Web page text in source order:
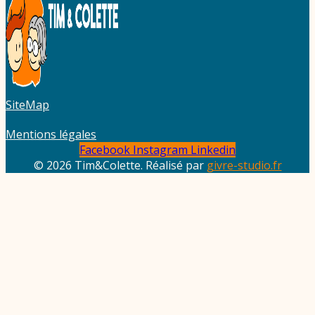
SiteMap
Mentions légales
Facebook Instagram Linkedin
© 2026 Tim&Colette. Réalisé par givre-studio.fr